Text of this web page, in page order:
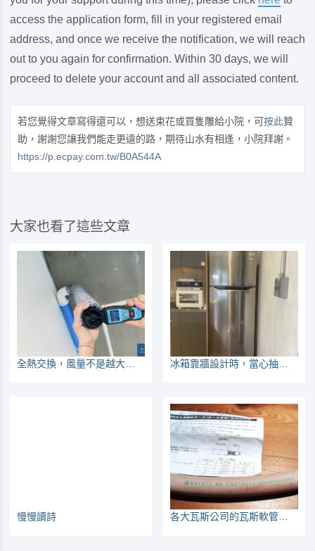
access the application form, fill in your registered email
address, and once we receive the notification, we will reach
out to you again for confirmation. Within 30 days, we will
proceed to delete your account and all associated content.
若您覺得文章寫得還可以，想送束花或買隻雕給小院，可按此贊
助，謝謝您讓我們能走更遠的路，期待山水有相逢，小院拜謝。
https://p.ecpay.com.tw/B0A544A
大家也看了這些文章
全熱交換，風量不是越大越好 冰箱靠牆設計時，當心抽屜打不開
慢慢讀詩 各大瓦斯公司的瓦斯軟管都是日本製，到底有沒有符合CNS認證？